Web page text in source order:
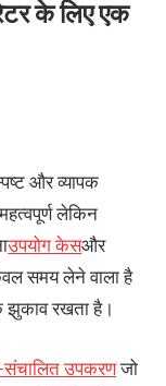
के लिए एक
और व्यापक
लेकिन
उपयोग केसऔर
समय लेने वाला है
झुकाव रखता है।
उपकरणजो